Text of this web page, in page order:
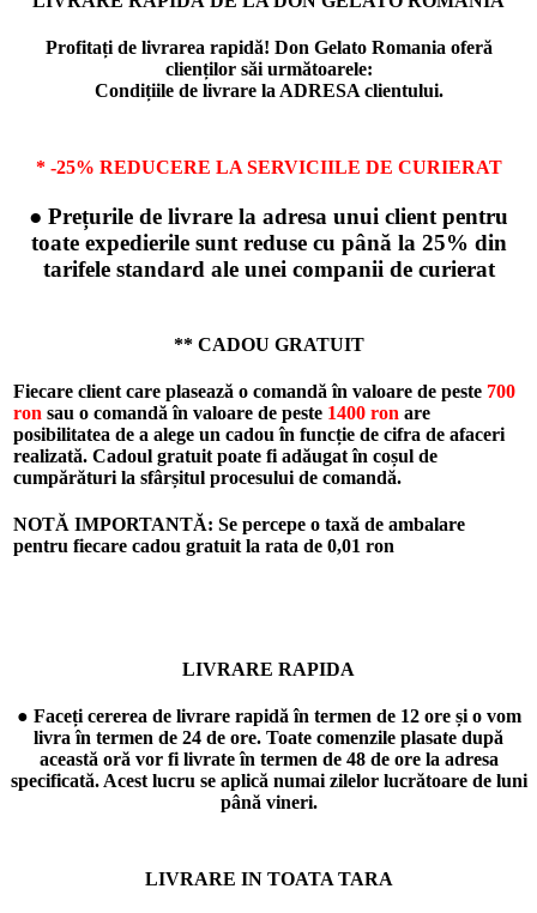
Profitați de livrarea rapidă! Don Gelato Romania oferă
clienților săi următoarele:
Condițiile de livrare la ADRESA clientului.
* -25% REDUCERE LA SERVICIILE DE CURIERAT
● Prețurile de livrare la adresa unui client pentru
toate expedierile sunt reduse cu până la 25% din
tarifele standard ale unei companii de curierat
** CADOU GRATUIT
Fiecare client care plasează o comandă în valoare de peste 700
ron sau o comandă în valoare de peste 1400 ron are
posibilitatea de a alege un cadou în funcție de cifra de afaceri
realizată. Cadoul gratuit poate fi adăugat în coșul de
cumpărături la sfârșitul procesului de comandă.
NOTĂ IMPORTANTĂ: Se percepe o taxă de ambalare
pentru fiecare cadou gratuit la rata de 0,01 ron
LIVRARE RAPIDA
● Faceți cererea de livrare rapidă în termen de 12 ore și o vom
livra în termen de 24 de ore. Toate comenzile plasate după
această oră vor fi livrate în termen de 48 de ore la adresa
specificată. Acest lucru se aplică numai zilelor lucrătoare de luni
până vineri.
LIVRARE IN TOATA TARA